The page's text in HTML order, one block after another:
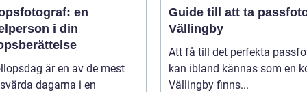
en
i din
är en av de mest
dagarna i en
Guide till att ta
Vällingby
Att få till det perfekta
kan ibland kännas som en
Vällingby finns...